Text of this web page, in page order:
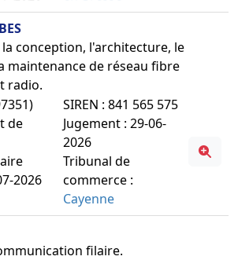
la conception, l'architecture, le
maintenance de réseau fibre
radio.
de
2026
SIREN : 841 565 575
Jugement : 29-06-
2026
Tribunal de
commerce :
Cayenne
filaire.